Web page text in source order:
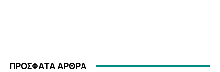
ΠΡΟΣΦΑΤΑ ΑΡΘΡΑ